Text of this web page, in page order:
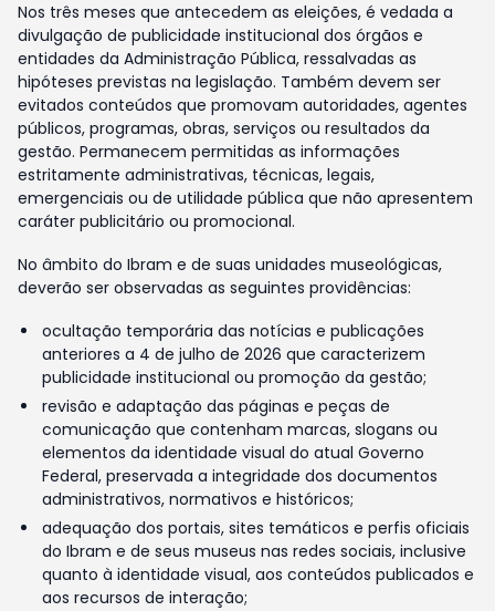
Nos três meses que antecedem as eleições, é vedada a
divulgação de publicidade institucional dos órgãos e
entidades da Administração Pública, ressalvadas as
hipóteses previstas na legislação. Também devem ser
evitados conteúdos que promovam autoridades, agentes
públicos, programas, obras, serviços ou resultados da
gestão. Permanecem permitidas as informações
estritamente administrativas, técnicas, legais,
emergenciais ou de utilidade pública que não apresentem
caráter publicitário ou promocional.
No âmbito do Ibram e de suas unidades museológicas,
deverão ser observadas as seguintes providências:
ocultação temporária das notícias e publicações
anteriores a 4 de julho de 2026 que caracterizem
publicidade institucional ou promoção da gestão;
revisão e adaptação das páginas e peças de
comunicação que contenham marcas, slogans ou
elementos da identidade visual do atual Governo
Federal, preservada a integridade dos documentos
administrativos, normativos e históricos;
adequação dos portais, sites temáticos e perfis oficiais
do Ibram e de seus museus nas redes sociais, inclusive
quanto à identidade visual, aos conteúdos publicados e
aos recursos de interação;